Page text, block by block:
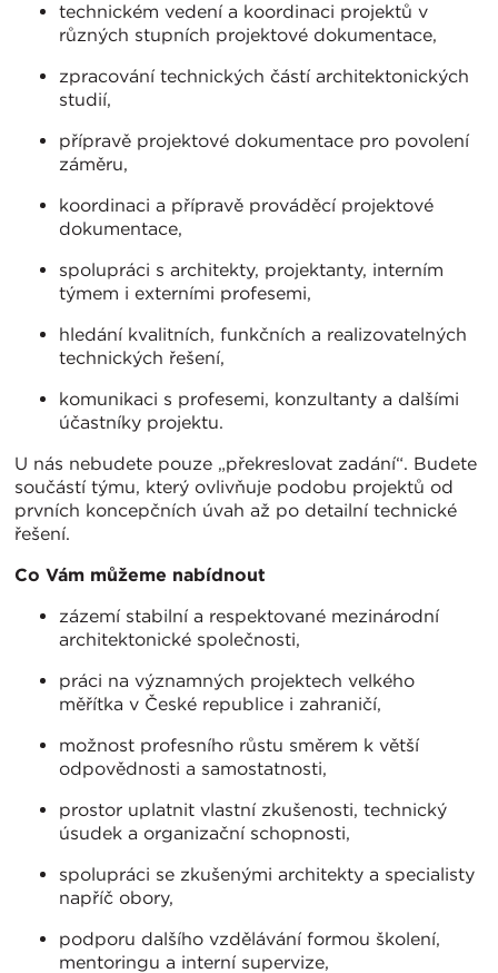
technickém vedení a koordinaci projektů v
různých stupních projektové dokumentace,
zpracování technických částí architektonických
studií,
přípravě projektové dokumentace pro povolení
záměru,
koordinaci a přípravě prováděcí projektové
dokumentace,
spolupráci s architekty, projektanty, interním
týmem i externími profesemi,
hledání kvalitních, funkčních a realizovatelných
technických řešení,
komunikaci s profesemi, konzultanty a dalšími
účastníky projektu.
U nás nebudete pouze „překreslovat zadání“. Budete
součástí týmu, který ovlivňuje podobu projektů od
prvních koncepčních úvah až po detailní technické
řešení.
Co Vám můžeme nabídnout
zázemí stabilní a respektované mezinárodní
architektonické společnosti,
práci na významných projektech velkého
měřítka v České republice i zahraničí,
možnost profesního růstu směrem k větší
odpovědnosti a samostatnosti,
prostor uplatnit vlastní zkušenosti, technický
úsudek a organizační schopnosti,
spolupráci se zkušenými architekty a specialisty
napříč obory,
podporu dalšího vzdělávání formou školení,
mentoringu a interní supervize,